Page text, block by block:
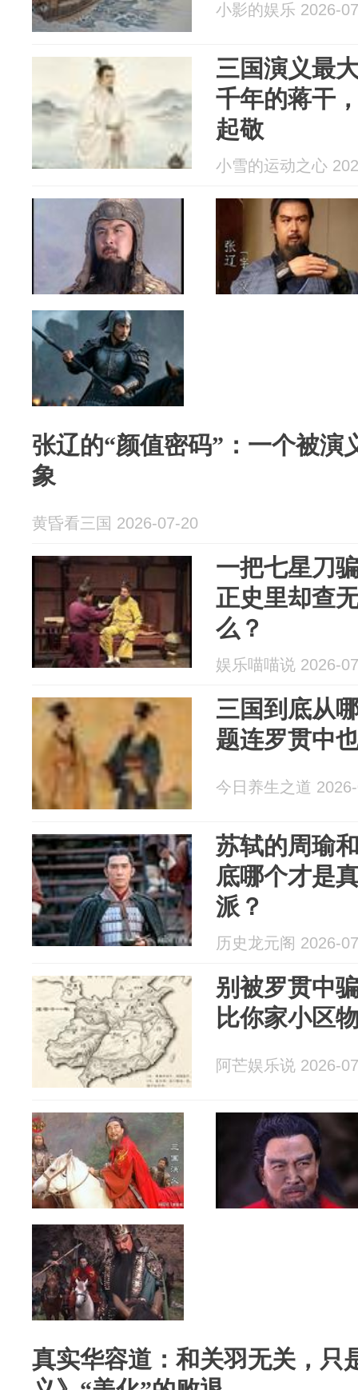
小影的娱乐 2026-
三国演义最
千年的蒋干
起敬
小雪的运动之心
张辽的“颜值密码”：一个被演
象
黄昏看三国 2026-07-20
一把七星刀
正史里却查
么？
娱乐喵喵说 2026-
三国到底从
题连罗贯中
今日养生之道
苏轼的周瑜
底哪个才是
派？
历史龙元阁 2026-
别被罗贯中
比你家小区
阿芒娱乐说 2026-
真实华容道：和关羽无关，只